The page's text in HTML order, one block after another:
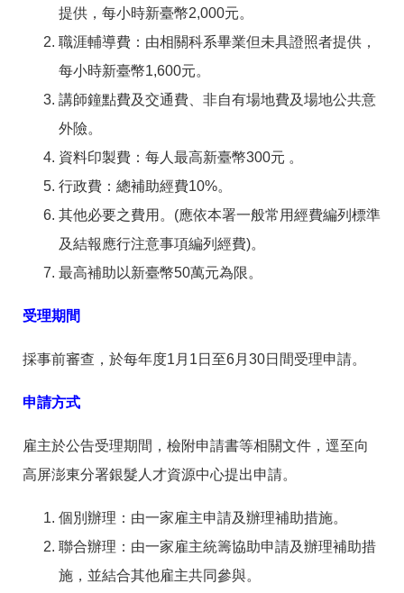
提供，每小時新臺幣2,000元。
職涯輔導費：由相關科系畢業但未具證照者提供，
每小時新臺幣1,600元。
講師鐘點費及交通費、非自有場地費及場地公共意
外險。
資料印製費：每人最高新臺幣300元 。
行政費：總補助經費10%。
其他必要之費用。(應依本署一般常用經費編列標準
及結報應行注意事項編列經費)。
最高補助以新臺幣50萬元為限。
受理期間
採事前審查，於每年度1月1日至6月30日間受理申請。
申請方式
雇主於公告受理期間，檢附申請書等相關文件，逕至向
高屏澎東分署銀髮人才資源中心提出申請。
個別辦理：由一家雇主申請及辦理補助措施。
聯合辦理：由一家雇主統籌協助申請及辦理補助措
施，並結合其他雇主共同參與。